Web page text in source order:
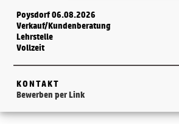
Poysdorf 06.08.2026
Verkauf/Kundenberatung
Lehrstelle
Vollzeit
KONTAKT
Bewerben per Link